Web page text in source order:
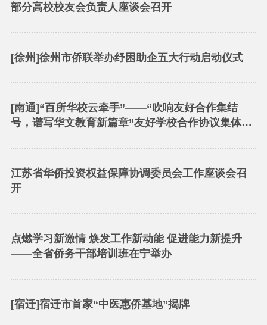
部分高校校友会负责人座谈会召开
[徐州]徐州市侨联举办纾困助企五大行动启动仪式
[南通]“百所华校云牵手”——“吹响友好合作集结
号，谱写华文教育新篇章”友好学校合作协议集体签
江苏省华侨投资权益保障协调委员会工作座谈会召
开
点燃学习新激情 焕发工作新动能 促进能力新提升
——全省侨务干部培训班在宁举办
[宿迁]宿迁市首家“中医惠侨基地”揭牌